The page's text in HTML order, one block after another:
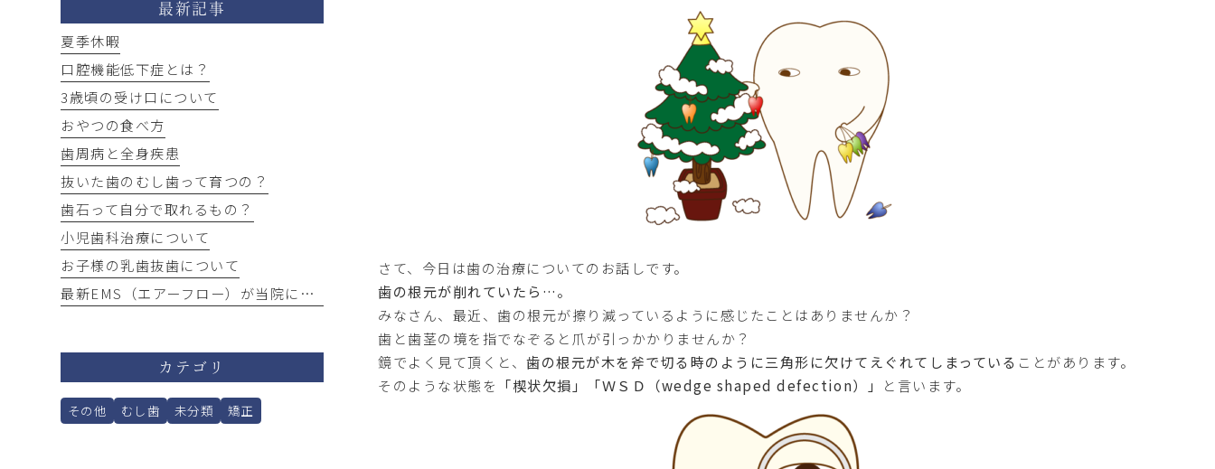
さて、今日は歯の治療についてのお話しです。
歯の根元が削れていたら…。
みなさん、最近、歯の根元が擦り減っているように感じたことはありませんか？
歯と歯茎の境を指でなぞると爪が引っかかりませんか？
鏡でよく見て頂くと、歯の根元が木を斧で切る時のように三角形に欠けてえぐれてしまっている ことがあります。
そのような状態を 「楔状欠損」「ＷＳＤ（wedge shaped defection）」 と言います。
最新記事
夏季休暇
口腔機能低下症とは？
3歳頃の受け口について
おやつの食べ方
歯周病と全身疾患
抜いた歯のむし歯って育つの？
歯石って自分で取れるもの？
小児歯科治療について
お子様の乳歯抜歯について
最新EMS（エアーフロー）が当院にやってきました！
カテゴリ
その他 むし歯 未分類 矯正